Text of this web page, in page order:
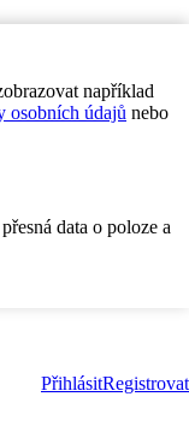
například
osobních údajů nebo
data o poloze a
PřihlásitRegistrovat